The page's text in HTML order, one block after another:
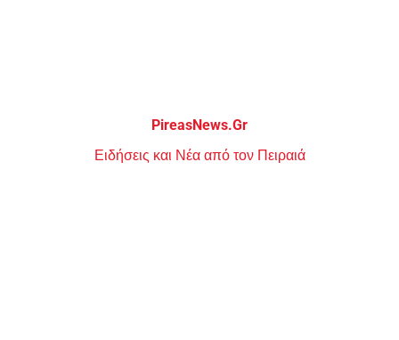
PireasNews.Gr
Ειδήσεις και Νέα από τον Πειραιά